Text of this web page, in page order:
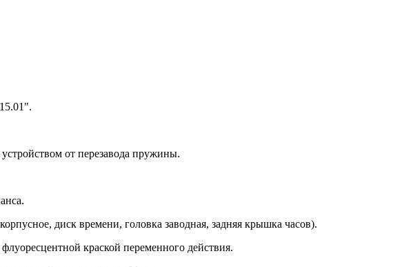
от перезавода пружины.
диск времени, головка заводная, задняя крышка часов).
краской переменного действия.